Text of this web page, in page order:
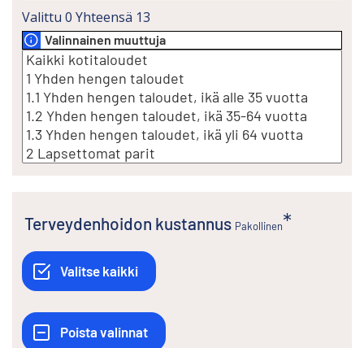
Valittu 0 Yhteensä 13
Valinnainen muuttuja
Terveydenhoidon kustannus Pakollinen